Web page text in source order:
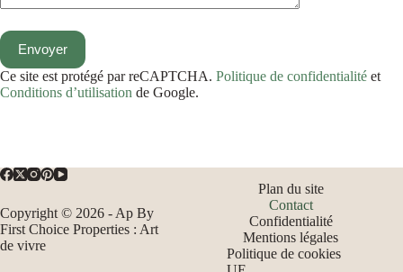
Ce site est protégé par reCAPTCHA. Politique de confidentialité et
Conditions d’utilisation de Google.
Copyright © 2026 - Ap By
First Choice Properties : Art
de vivre
Plan du site
Contact
Confidentialité
Mentions légales
Politique de cookies